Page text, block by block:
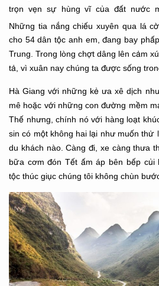
trọn vẹn sự hùng vĩ của đất nước
Những tia nắng chiếu xuyên qua lá
cho 54 dân tộc anh em, đang bay
Trung. Trong lòng chợt dâng lên cảm
tả, vì xuân nay chúng ta được sống
Hà Giang với những kẻ ưa xê dịch
mê hoặc với những con đường mềm
Thế nhưng, chính nó với hàng loạt
sin có một không hai lại như muốn thử
du khách nào. Càng đi, xe càng thưa
bữa cơm đón Tết ấm áp bên bếp củi
tộc thúc giục chúng tôi không chùn